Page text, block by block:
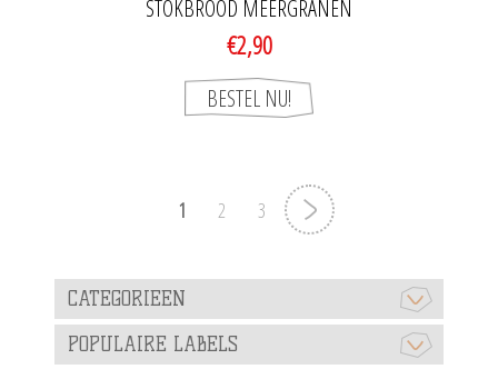
STOKBROOD MEERGRANEN
€2,90
1 2 3
CATEGORIEEN
POPULAIRE LABELS